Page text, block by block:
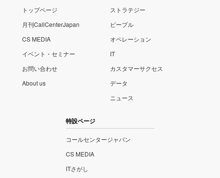
トップページ
月刊CallCenterJapan
CS MEDIA
イベント・セミナー
お問い合わせ
About us
ストラテジー
ピープル
オペレーション
IT
カスタマーサクセス
データ
ニュース
特設ページ
コールセンタージャパン
CS MEDIA
ITさがし